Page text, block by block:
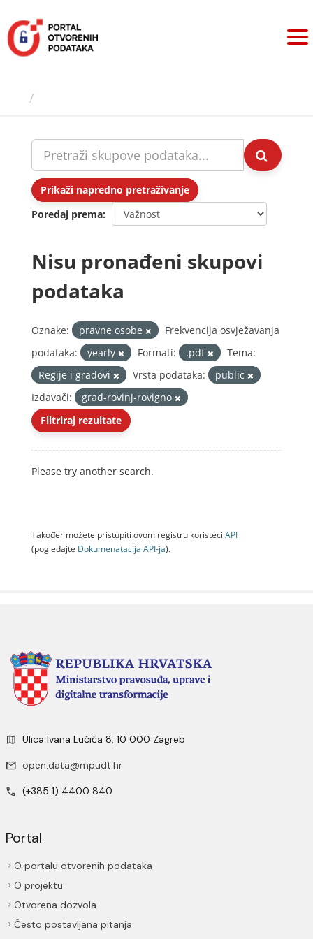
sadržaj
Prikaži napredno pretraživanje
Poredaj prema
Nisu pronađeni skupovi
podataka
Oznake: pravne osobe
Frekvencija osvježavanja
podataka:
yearly Formati: .pdf
Tema:
Regije i gradovi
Vrsta podataka:
public
Izdavači:
grad-rovinj-rovigno
Filtriraj rezultate
Please try another search.
Također možete pristupiti ovom registru koristeći API
(pogledajte Dokumenаtаcijа API-jа).